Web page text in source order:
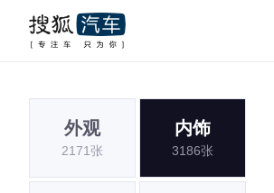
外观
2171张
内饰
3186张